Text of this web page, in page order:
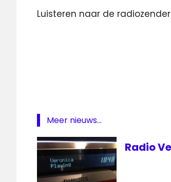
Luisteren naar de
Top
Meer nieuws...
Radio